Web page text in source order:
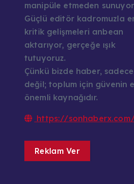
manipüle etmeden
Güçlü editör kadromuzla
kritik gelişmeleri anbean
aktarıyor, gerçeğe ışık
tutuyoruz.
Çünkü bizde haber,
değil; toplum için güvenin
önemli kaynağıdır.
https://
Reklam Ver